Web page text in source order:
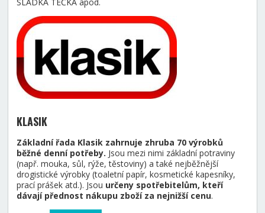
KLASIK
Základní řada Klasik zahrnuje zhruba 70 výrobků
běžné denní potřeby. Jsou mezi nimi základní potraviny
(např. mouka, sůl, rýže, těstoviny) a také nejběžnější
drogistické výrobky (toaletní papír, kosmetické kapesníky,
prací prášek atd.). Jsou určeny spotřebitelům, kteří
dávají přednost nákupu zboží za nejnižší cenu.